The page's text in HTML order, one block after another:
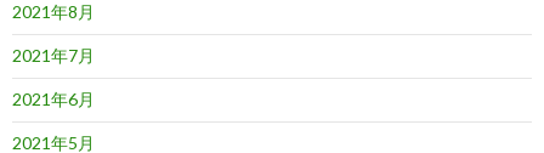
2021年8月
2021年7月
2021年6月
2021年5月